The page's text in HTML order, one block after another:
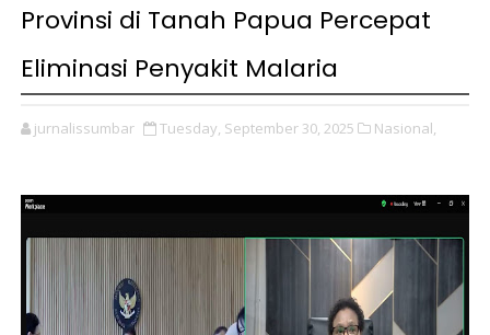
Provinsi di Tanah Papua Percepat
Eliminasi Penyakit Malaria
jurnalissumbar Tuesday, September 30, 2025 Nasional,